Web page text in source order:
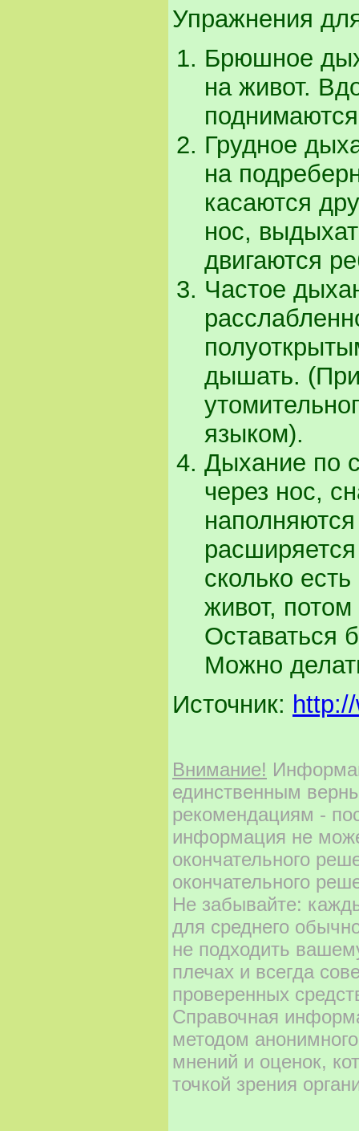
Упражнения
Брюшное
на живот.
Грудное
на
касаются
нос,
двигаются
Частое
дышать.
языком).
Дыхание по
через нос,
сколько
живот, потом
Оставаться
Можно
Источник:
Внимание!
единственным
рекомендациям -
информация не
окончательного
окончательного
Не забывайте:
для среднего
не подходить
плечах и всегда
проверенных
Справочная
методом
мнений и оценок,
точкой зрения